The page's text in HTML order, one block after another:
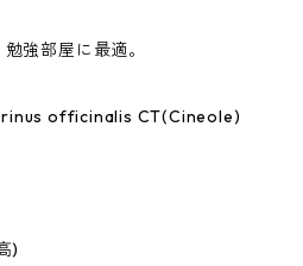
強部屋に最適。
officinalis CT(Cineole)
)